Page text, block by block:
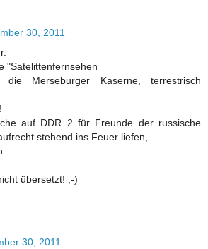
30, 2011
"Satelittenfernsehen
Merseburger Kaserne, terrestrisch
auf DDR 2 für Freunde der russische
stehend ins Feuer liefen,
übersetzt! ;-)
30, 2011